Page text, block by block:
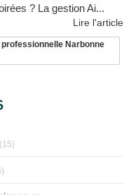
? La gestion Ai...
Lire l'article
Narbonne
(15)